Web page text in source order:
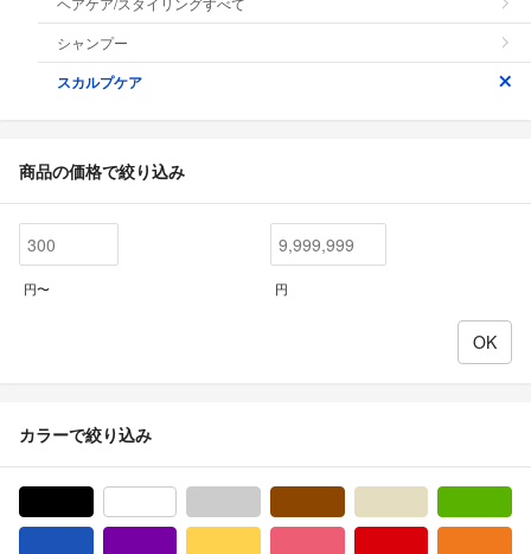
シャンプー
スカルプケア
商品の価格で絞り込み
円〜 円
カラーで絞り込み